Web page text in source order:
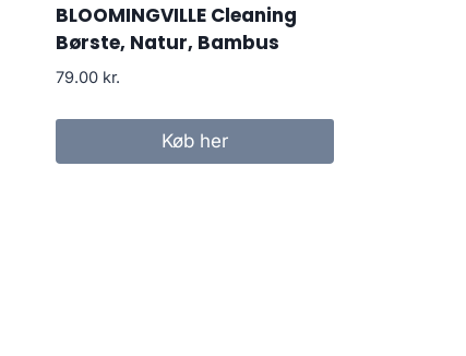
BLOOMINGVILLE Cleaning
Børste, Natur, Bambus
79.00 kr.
Køb her